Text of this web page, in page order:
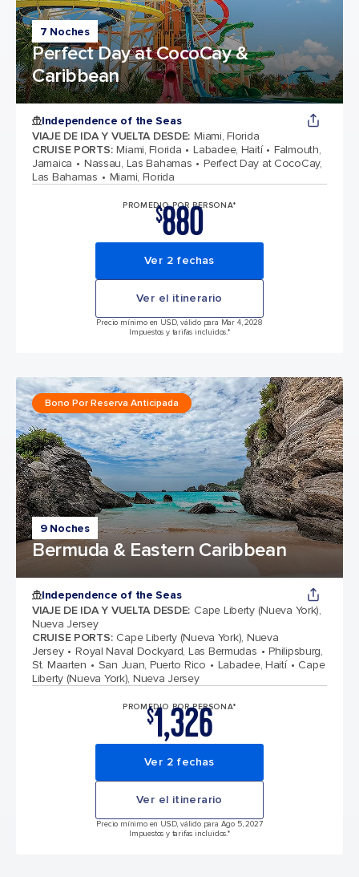
7 Noches
Perfect Day at CocoCay &
Caribbean
Independence of the Seas
VIAJE DE IDA Y VUELTA DESDE: Miami, Florida
CRUISE PORTS: Miami, Florida Labadee, Haití
Falmouth,
Jamaica
Nassau, Las Bahamas
Perfect Day at CocoCay,
Las Bahamas
Miami, Florida
PROMEDIO POR PERSONA*
$880
Ver 2 fechas
Ver el itinerario
Precio mínimo en USD, válido para Mar 4, 2028
Impuestos y tarifas incluidos.*
9 Noches
Bermuda & Eastern Caribbean
Bono Por Reserva Anticipada
Independence of the Seas
VIAJE DE IDA Y VUELTA DESDE: Cape Liberty (Nueva York),
Nueva Jersey
CRUISE PORTS: Cape Liberty (Nueva York), Nueva
Jersey
Royal Naval Dockyard, Las Bermudas
Philipsburg,
St. Maarten
San Juan, Puerto Rico Labadee, Haití
Cape
Liberty (Nueva York), Nueva Jersey
PROMEDIO POR PERSONA*
$1,326
Ver 2 fechas
Ver el itinerario
Precio mínimo en USD, válido para Ago 5, 2027
Impuestos y tarifas incluidos.*